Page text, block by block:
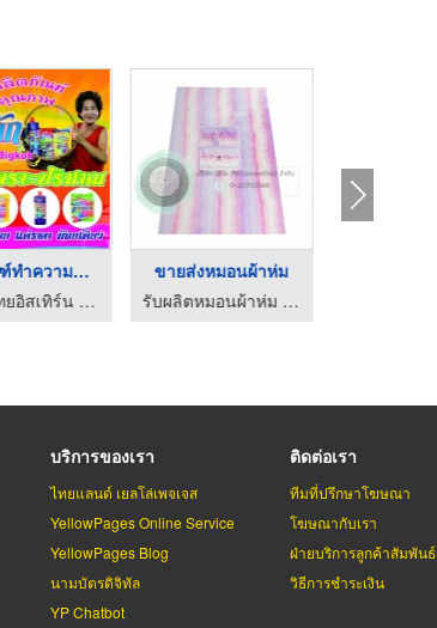
ผลิตภัณฑ์ทำความสะอาด
บริษัท ไทยอิสเทิร์น โฮมโปรดักส์ จำกัด
ขายส่งหมอนผ้าห่ม
รับผลิตหมอนผ้าห่ม สินค้าพรีเมี่ยม
บริการของเรา
ไทยแลนด์ เยลโล่เพจเจส
YellowPages Online Service
YellowPages Blog
นามบัตรดิจิทัล
YP Chatbot
ติดต่อเรา
ทีมที่ปรึกษาโฆษณา
โฆษณากับเรา
ฝ่ายบริการลูกค้าสัมพันธ์
วิธีการชำระเงิน